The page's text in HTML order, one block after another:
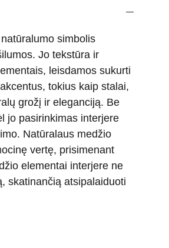
simbolis
Jo tekstūra ir
leisdamos sukurti
tokius kaip stalai,
grožį ir eleganciją. Be
jo pasirinkimas interjere
Natūralaus medžio
vertę, prisimenant
elementai interjere ne
skatinančią atsipalaiduoti